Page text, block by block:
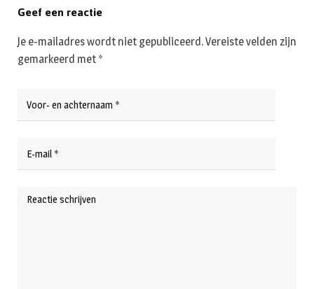
Geef een reactie
Je e-mailadres wordt niet gepubliceerd.Vereiste velden zijn
gemarkeerd met *